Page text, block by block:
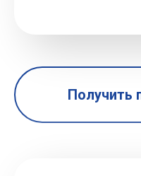
Получить